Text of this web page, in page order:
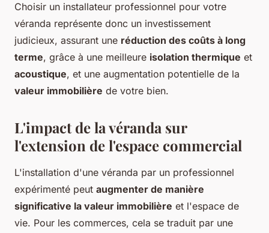
Choisir un installateur professionnel pour votre
véranda représente donc un investissement
judicieux, assurant une réduction des coûts à long
terme, grâce à une meilleure isolation thermique et
acoustique, et une augmentation potentielle de la
valeur immobilière de votre bien.
L'impact de la véranda sur
l'extension de l'espace commercial
L'installation d'une véranda par un professionnel
expérimenté peut augmenter de manière
significative la valeur immobilière et l'espace de
vie. Pour les commerces, cela se traduit par une